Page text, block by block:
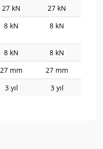
27 kN 27 kN
8 kN 8 kN
8 kN 8 kN
27 mm 27 mm
3 yıl 3 yıl